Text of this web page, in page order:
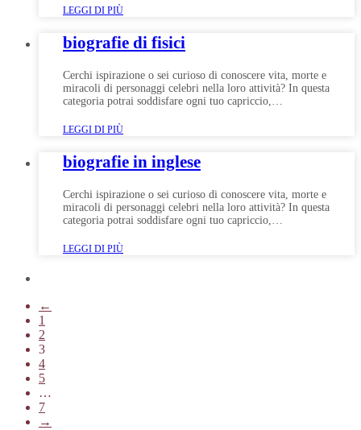
LEGGI DI PIÙ
biografie di fisici
Cerchi ispirazione o sei curioso di conoscere vita, morte e
miracoli di personaggi celebri nella loro attività? In questa
categoria potrai soddisfare ogni tuo capriccio,…
LEGGI DI PIÙ
biografie in inglese
Cerchi ispirazione o sei curioso di conoscere vita, morte e
miracoli di personaggi celebri nella loro attività? In questa
categoria potrai soddisfare ogni tuo capriccio,…
LEGGI DI PIÙ
←
1
2
3
4
5
…
7
→